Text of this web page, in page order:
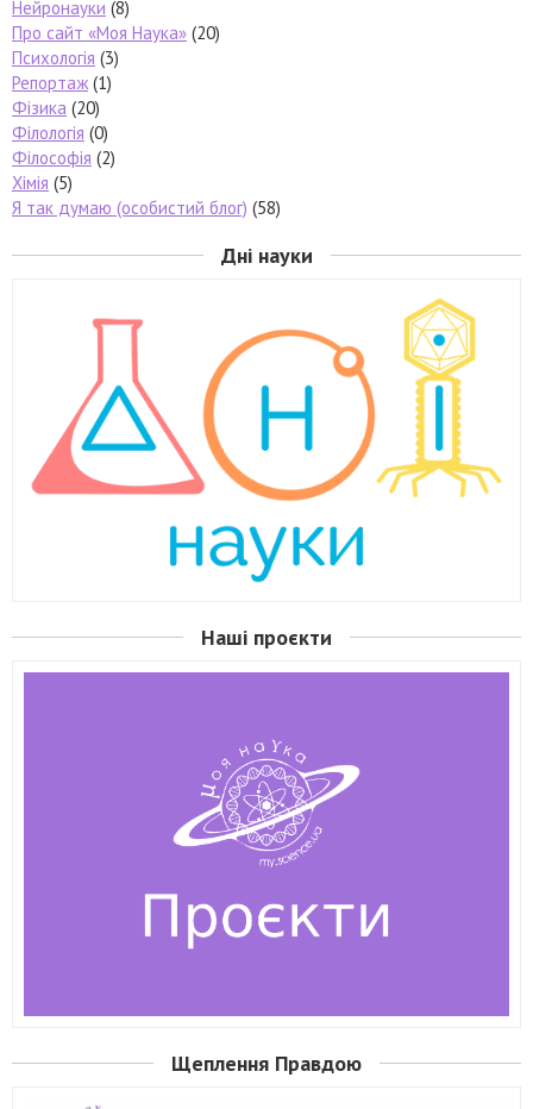
Нейронауки (8)
Про сайт «Моя Наука» (20)
Психологія (3)
Репортаж (1)
Фізика (20)
Філологія (0)
Філософія (2)
Хімія (5)
Я так думаю (особистий блог) (58)
Дні науки
Наші проєкти
Щеплення Правдою